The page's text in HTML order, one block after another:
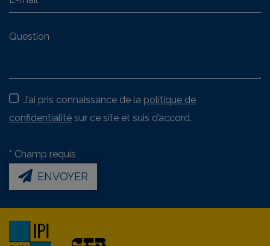
J’ai pris connaissance de la politique de
confidentialité sur ce site et suis d’accord.
* Champ requis
ENVOYER